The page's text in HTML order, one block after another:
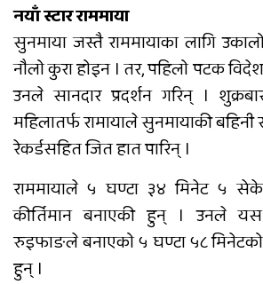
नयाँ स्टार राममाया
सुनमाया जस्तै राममायाका लागि
नौलो कुरा होइन । तर, पहिलो पटक
उनले सानदार प्रदर्शन गरिन् ।
महिलातर्फ रामायाले सुनमायाकी बहिनी
रेकर्डसहित जित हात पारिन् ।
राममायाले ५ घण्टा ३४ मिनेट ५
कीर्तिमान बनाएकी हुन् । उनले
रुइफाङले बनाएको ५ घण्टा ५८
हुन् ।